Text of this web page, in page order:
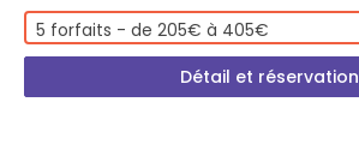
5 forfaits - de 205€ à 405€
Détail et réservation